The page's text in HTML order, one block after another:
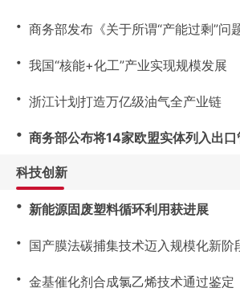
・ 商务部发布《关于所谓“产能过剩”问
・ 我国“核能+化工”产业实现规模发展
・ 浙江计划打造万亿级油气全产业链
・ 商务部公布将14家欧盟实体列入出
科技创新
・ 新能源固废塑料循环利用获进展
・ 国产膜法碳捕集技术迈入规模化新阶
・ 金基催化剂合成氯乙烯技术通过鉴定